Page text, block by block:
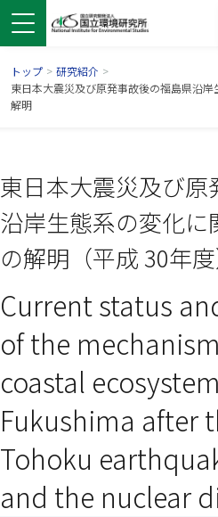
ドウで開きます）
ンドウで開きます）
ウインドウで開きます）
トップ > 研究紹介 >
東日本大震災及び原発事故後の福島県沿
解明
東日本大震災及び
沿岸生態系の変化
の解明（平成 30年度
Current status
of the
coastal
Fukushima after
Tohoku
and the nuclear